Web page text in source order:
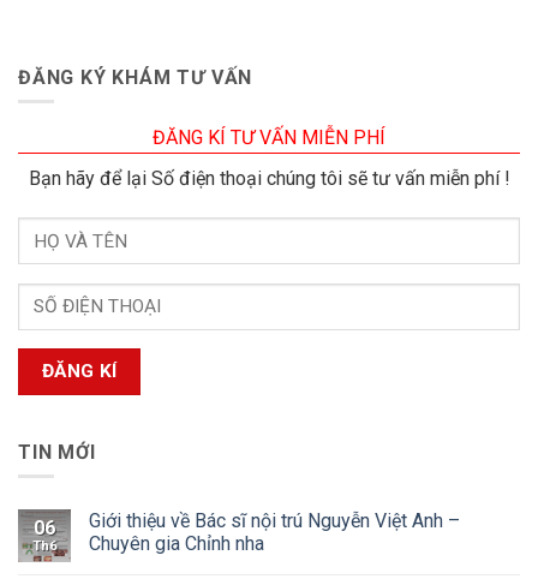
ĐĂNG KÝ KHÁM TƯ VẤN
ĐĂNG KÍ TƯ VẤN MIỄN PHÍ
Bạn hãy để lại Số điện thoại chúng tôi sẽ tư vấn miễn phí !
TIN MỚI
06
Th6
Giới thiệu về Bác sĩ nội trú Nguyễn Việt Anh –
Chuyên gia Chỉnh nha